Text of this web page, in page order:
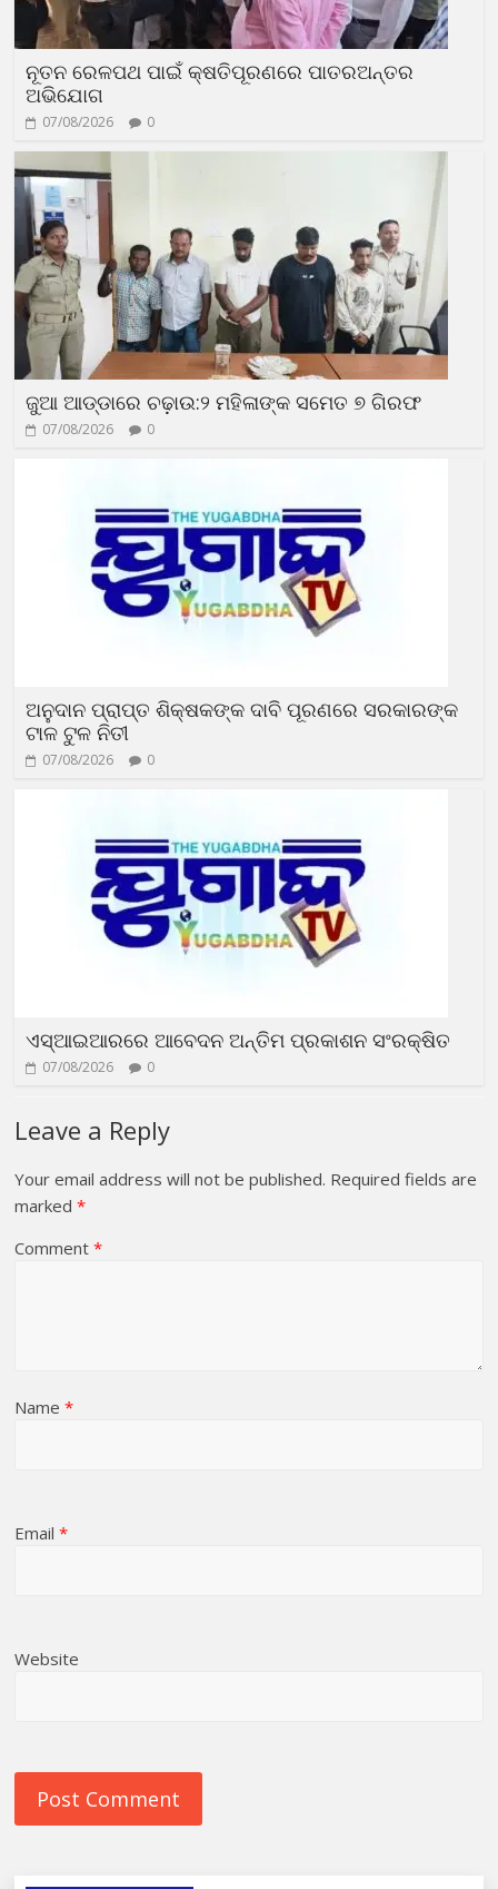
ନୂତନ ରେଳପଥ ପାଇଁ କ୍ଷତିପୂରଣରେ ପାତରଅନ୍ତର
ଅଭିଯୋଗ
07/08/2026 0
ଜୁଆ ଆଡ୍ଡାରେ ଚଢ଼ାଉ:୨ ମହିଳାଙ୍କ ସମେତ ୭ ଗିରଫ
07/08/2026 0
ଅନୁଦାନ ପ୍ରାପ୍ତ ଶିକ୍ଷକଙ୍କ ଦାବି ପୂରଣରେ ସରକାରଙ୍କ
ଟାଳ ଟୁଳ ନିତୀ
07/08/2026 0
ଏସ୍‌ଆଇଆରରେ ଆବେଦନ ଅନ୍ତିମ ପ୍ରକାଶନ ସଂରକ୍ଷିତ
07/08/2026 0
Leave a Reply
Your email address will not be published. Required fields are
marked*
Comment*
Name*
Email*
Website